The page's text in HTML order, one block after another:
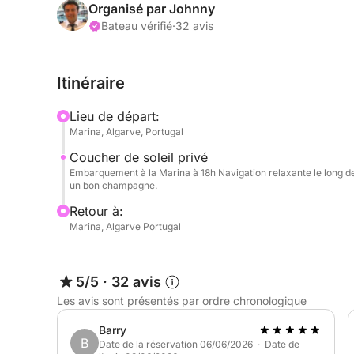
savourer une sélection de boissons
collations légères servies à bord. La musique
Pour une expérience encore plus complète,
privilégiées, accessibles uniquement par la mer.
Idéale pour les couples, les groupes d'amis ou
allie le charme d'un coucher de soleil au confort
Organisé par Johnny
Bateau vérifié·32 avis
Itinéraire
Lieu de départ:
Marina, Algarve, Portugal
Coucher de soleil privé
Embarquement à la Marina à 18h Navigation relaxante le long
un bon champagne.
Retour à:
Marina, Algarve Portugal
5/5 · 32 avis
Les avis sont présentés par ordre chronologique
B
Barry
Date de la réservation 06/06/2026 · Date de